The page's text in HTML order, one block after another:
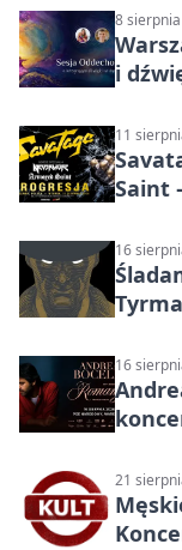
8
i
11
Saint
16
16
21